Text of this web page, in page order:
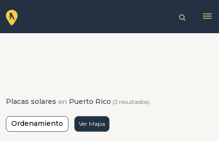
Placas solares en Puerto Rico (3 resultados)
Ordenamiento Ver Mapa